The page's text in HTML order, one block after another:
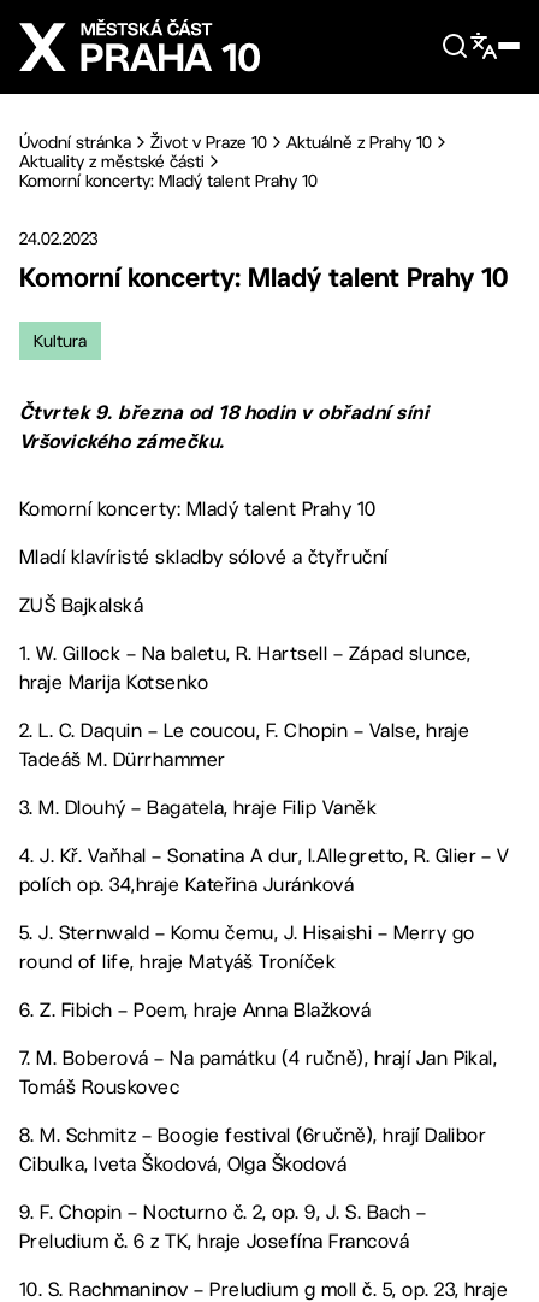
Přejít na hlavní obsah
Úvodní stránka Život v Praze 10
Aktuálně z Prahy 10
Aktuality z městské části
Komorní koncerty: Mladý talent Prahy 10
24.02.2023
Komorní koncerty: Mladý talent Prahy 10
Kultura
Čtvrtek 9. března od 18 hodin v obřadní síni
Vršovického zámečku.
Komorní koncerty: Mladý talent Prahy 10
Mladí klavíristé skladby sólové a čtyřruční
ZUŠ Bajkalská
1. W. Gillock – Na baletu, R. Hartsell – Západ slunce,
hraje Marija Kotsenko
2. L. C. Daquin – Le coucou, F. Chopin – Valse, hraje
Tadeáš M. Dürrhammer
3. M. Dlouhý – Bagatela, hraje Filip Vaněk
4. J. Kř. Vaňhal – Sonatina A dur, I.Allegretto, R. Glier – V
polích op. 34,hraje Kateřina Juránková
5. J. Sternwald – Komu čemu, J. Hisaishi – Merry go
round of life, hraje Matyáš Troníček
6. Z. Fibich – Poem, hraje Anna Blažková
7. M. Boberová – Na památku (4 ručně), hrají Jan Pikal,
Tomáš Rouskovec
8. M. Schmitz – Boogie festival (6ručně), hrají Dalibor
Cibulka, Iveta Škodová, Olga Škodová
9. F. Chopin – Nocturno č. 2, op. 9, J. S. Bach –
Preludium č. 6 z TK, hraje Josefína Francová
10. S. Rachmaninov – Preludium g moll č. 5, op. 23, hraje